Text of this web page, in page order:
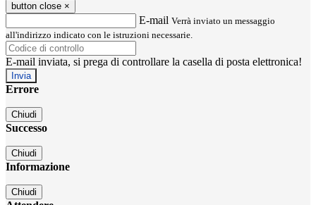
button close ×
E-mail Verrà inviato un messaggio
all'indirizzo indicato con le istruzioni necessarie.
E-mail inviata, si prega di controllare la casella di posta elettronica!
Errore
Chiudi
Successo
Chiudi
Informazione
Chiudi